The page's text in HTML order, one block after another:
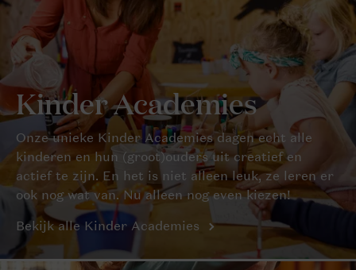
Kinder Academies
Onze unieke Kinder Academies dagen echt alle
kinderen en hun (groot)ouders uit creatief en
actief te zijn. En het is niet alleen leuk, ze leren er
ook nog wat van. Nu alleen nog even kiezen!
Bekijk alle Kinder Academies